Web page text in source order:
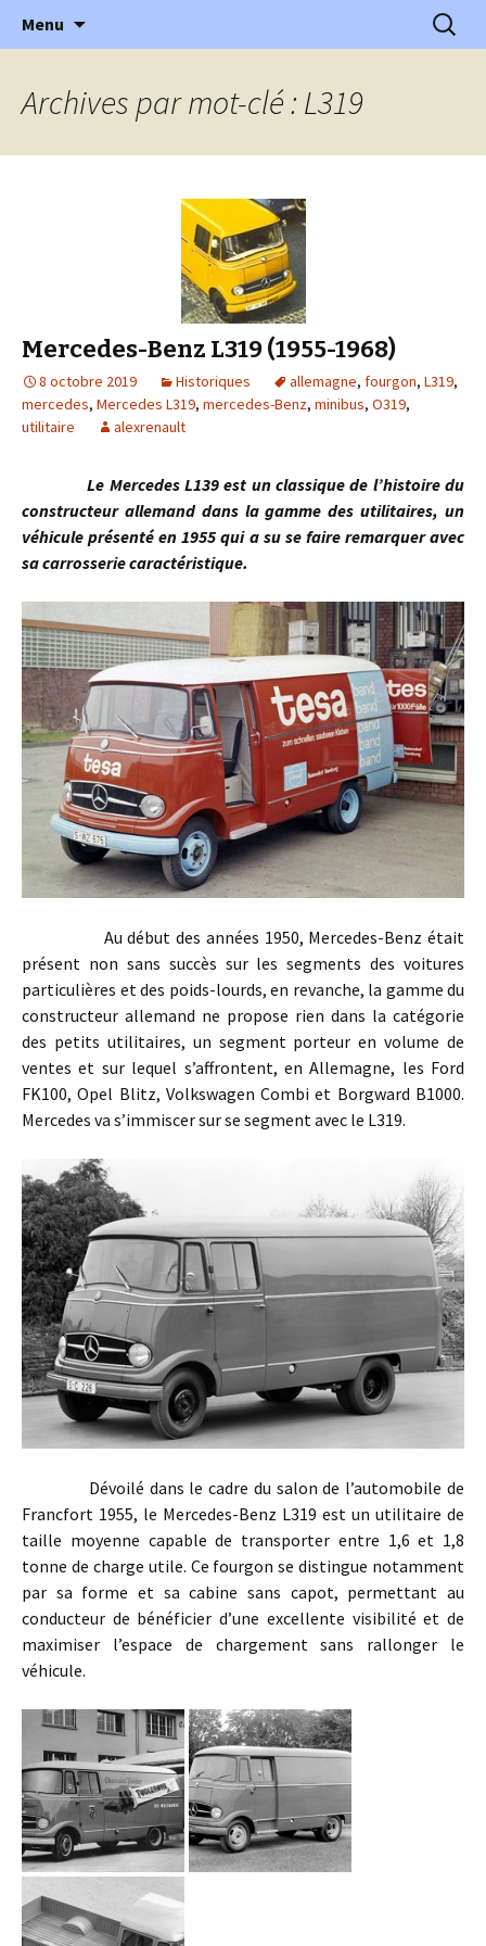
l'Automobile Ancienne
l'automobile ancienne : articles, historiques
…
Menu
Archives par mot-clé : L319
Mercedes-Benz L319 (1955-1968)
8 octobre 2019 Historiques allemagne, fourgon, L319,
mercedes, Mercedes L319, mercedes-Benz, minibus, O319,
utilitaire
alexrenault
Le Mercedes L139 est un classique de l’histoire du
constructeur allemand dans la gamme des utilitaires, un
véhicule présenté en 1955 qui a su se faire remarquer avec
sa carrosserie caractéristique.
Au début des années 1950, Mercedes-Benz était
présent non sans succès sur les segments des voitures
particulières et des poids-lourds, en revanche, la gamme du
constructeur allemand ne propose rien dans la catégorie
des petits utilitaires, un segment porteur en volume de
ventes et sur lequel s’affrontent, en Allemagne, les Ford
FK100, Opel Blitz, Volkswagen Combi et Borgward B1000.
Mercedes va s’immiscer sur se segment avec le L319.
Dévoilé dans le cadre du salon de l’automobile de
Francfort 1955, le Mercedes-Benz L319 est un utilitaire de
taille moyenne capable de transporter entre 1,6 et 1,8
tonne de charge utile. Ce fourgon se distingue notamment
par sa forme et sa cabine sans capot, permettant au
conducteur de bénéficier d’une excellente visibilité et de
maximiser l’espace de chargement sans rallonger le
véhicule.